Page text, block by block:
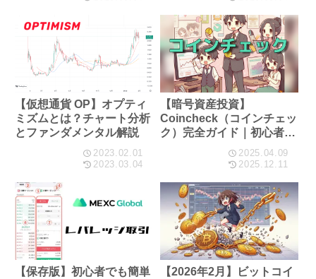
【仮想通貨 OP】オプティ
ミズムとは？チャート分析
とファンダメンタル解説
2023.02.01
2023.03.04
【暗号資産投資】
Coincheck（コインチェッ
ク）完全ガイド｜初心者で
も安心の口座開設から購入
2025.04.09
2025.12.11
【保存版】初心者でも簡単
【2026年2月】ビットコイ